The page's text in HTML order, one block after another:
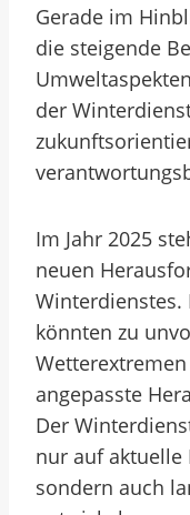
Gerade im
die steigende
der
Im Jahr 2025
neuen
Winterdienstes.
könnten zu
angepasste
Der
nur auf aktuelle
sondern auch